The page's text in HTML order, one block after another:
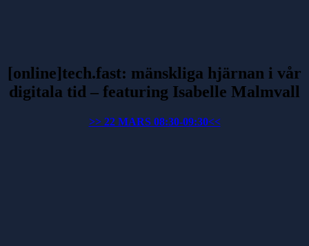
[online]tech.fast: mänskliga hjärnan i vår
digitala tid – featuring Isabelle Malmvall
>> 22 MARS 08:30-09:30<<